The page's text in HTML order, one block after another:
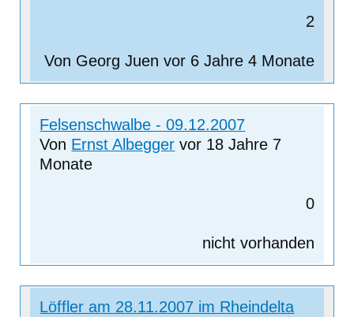
2
Von Georg Juen vor 6 Jahre 4 Monate
Normales
Thema
Felsenschwalbe - 09.12.2007
Von Ernst Albegger vor 18 Jahre 7
Monate
0
nicht vorhanden
Normales
Löffler am 28.11.2007 im Rheindelta